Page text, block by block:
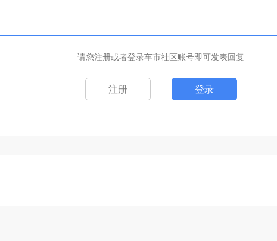
请您注册或者登录车市社区账号即可发表回复
注册 登录